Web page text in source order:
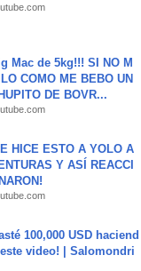
Mac de 5kg!!! SI NO M
COMO ME BEBO UN
DE BOVR...
HICE ESTO A YOLO A
Y ASÍ REACCI
100,000 USD haciend
video! | Salomondri